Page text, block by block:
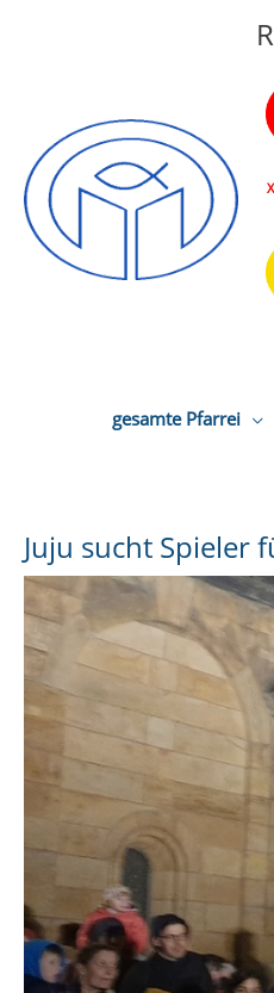
gesamte Pfarrei
Juju sucht Spieler